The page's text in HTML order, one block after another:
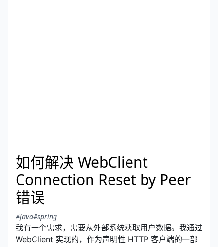
如何解决 WebClient
Connection Reset by Peer
错误
#java#spring
我有一个需求，需要从外部系统获取用户数据。我通过
WebClient 实现的，作为声明性 HTTP 客户端的一部